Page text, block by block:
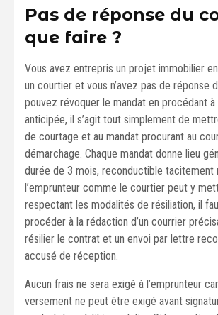
Pas de réponse du
que faire ?
Vous avez entrepris un projet immobilier
un courtier et vous n’avez pas de réponse
pouvez révoquer le mandat en procédant à
anticipée, il s’agit tout simplement de
de courtage et au mandat procurant au
démarchage. Chaque mandat donne lieu
durée de 3 mois, reconductible tacitement
l’emprunteur comme le courtier peut y
respectant les modalités de résiliation, il
procéder à la rédaction d’un courrier
résilier le contrat et un envoi par lettre
accusé de réception.
Aucun frais ne sera exigé à l’emprunteur
versement ne peut être exigé avant